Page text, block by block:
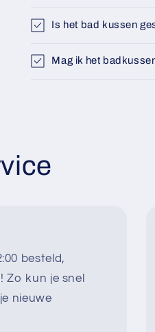
Is het bad kussen
Mag ik het
besteld,
Zo kun je snel
nieuwe